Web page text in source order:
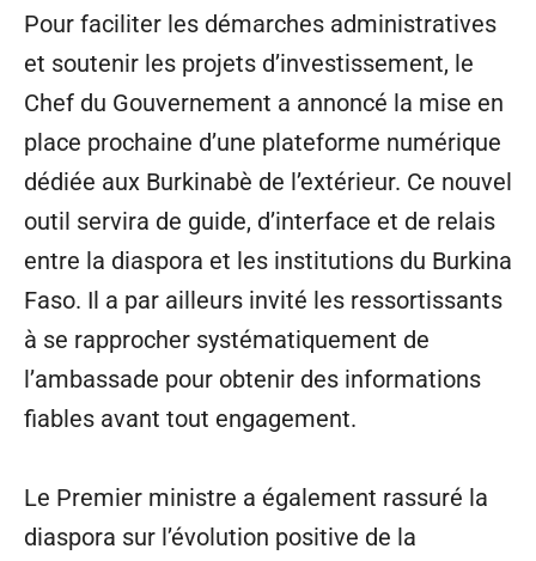
Pour faciliter les démarches administratives
et soutenir les projets d’investissement, le
Chef du Gouvernement a annoncé la mise en
place prochaine d’une plateforme numérique
dédiée aux Burkinabè de l’extérieur. Ce nouvel
outil servira de guide, d’interface et de relais
entre la diaspora et les institutions du Burkina
Faso. Il a par ailleurs invité les ressortissants
à se rapprocher systématiquement de
l’ambassade pour obtenir des informations
fiables avant tout engagement.
Le Premier ministre a également rassuré la
diaspora sur l’évolution positive de la